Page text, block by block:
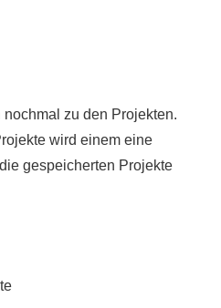
nochmal zu den Projekten.
wird einem eine
gespeicherten Projekte